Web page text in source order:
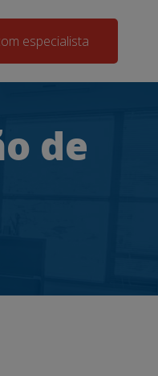
especialista
de